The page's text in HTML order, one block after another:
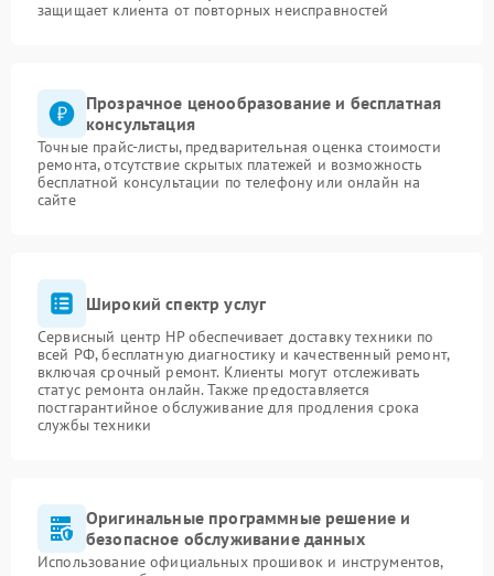
защищает клиента от повторных неисправностей
Прозрачное ценообразование и бесплатная
консультация
Точные прайс-листы, предварительная оценка стоимости
ремонта, отсутствие скрытых платежей и возможность
бесплатной консультации по телефону или онлайн на
сайте
Широкий спектр услуг
Сервисный центр HP обеспечивает доставку техники по
всей РФ, бесплатную диагностику и качественный ремонт,
включая срочный ремонт. Клиенты могут отслеживать
статус ремонта онлайн. Также предоставляется
постгарантийное обслуживание для продления срока
службы техники
Оригинальные программные решение и
безопасное обслуживание данных
Использование официальных прошивок и инструментов,